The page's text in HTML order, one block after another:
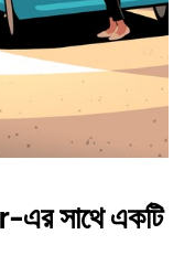
সাথে একটি